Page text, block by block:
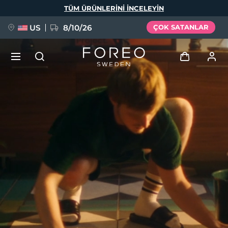
TÜM ÜRÜNLERINI INCELEYIN
US 8/10/26 ÇOK SATANLAR
Kullanici profi̇li̇
Cihazlarım
Siparişlerim
Adresim
Aboneliklerim
BREAKING NEWS
issa™ Teeth Whitening Set
Dil Seçimi
Español
Italiano
Português
Polski
Svenska
Русский
Türkçe
简体中文 繁體中文